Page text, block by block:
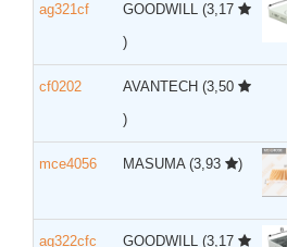
ag321cf GOODWILL (3,17
)
cf0202 AVANTECH (3,50
)
mce4056 MASUMA (3,93 )
ag322cfc GOODWILL (3,17